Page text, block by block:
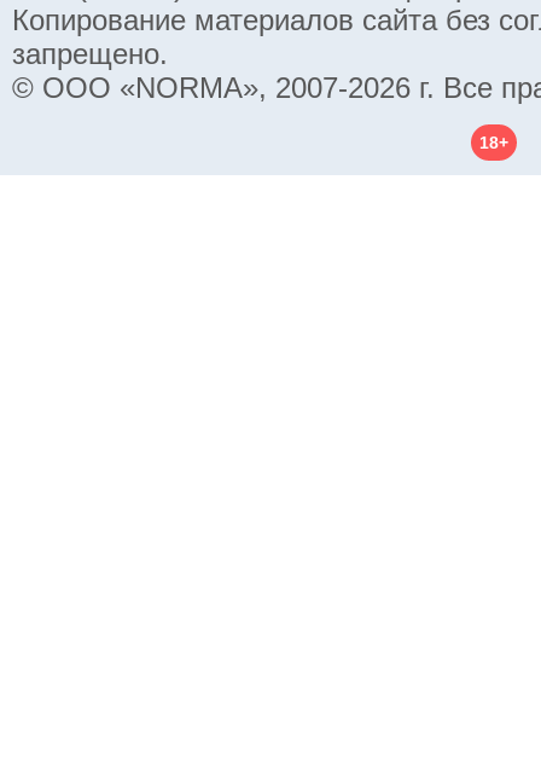
Копирование материалов сайта без
запрещено.
© ООО «NORMA», 2007-2026 г. Все
18+